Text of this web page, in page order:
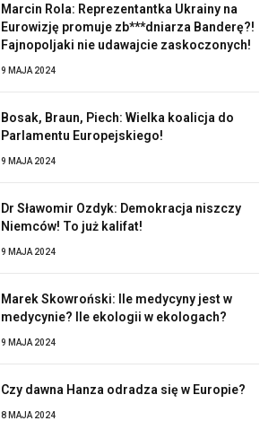
Marcin Rola: Reprezentantka Ukrainy na
Eurowizję promuje zb***dniarza Banderę?!
Fajnopoljaki nie udawajcie zaskoczonych!
9 MAJA 2024
Bosak, Braun, Piech: Wielka koalicja do
Parlamentu Europejskiego!
9 MAJA 2024
Dr Sławomir Ozdyk: Demokracja niszczy
Niemców! To już kalifat!
9 MAJA 2024
Marek Skowroński: Ile medycyny jest w
medycynie? Ile ekologii w ekologach?
9 MAJA 2024
Czy dawna Hanza odradza się w Europie?
8 MAJA 2024